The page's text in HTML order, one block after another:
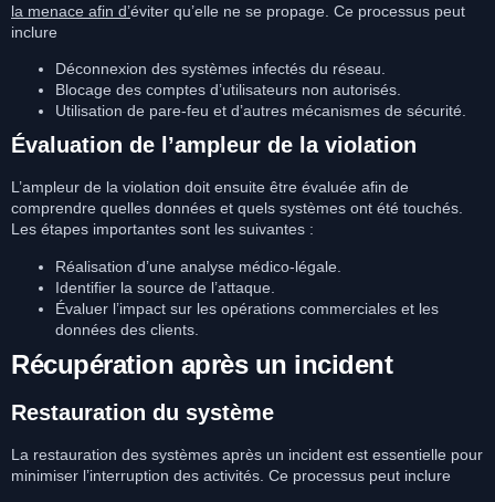
la menace afin d’éviter qu’elle ne se propage. Ce processus peut
inclure
Déconnexion des systèmes infectés du réseau.
Blocage des comptes d’utilisateurs non autorisés.
Utilisation de pare-feu et d’autres mécanismes de sécurité.
Évaluation de l’ampleur de la violation
L’ampleur de la violation doit ensuite être évaluée afin de
comprendre quelles données et quels systèmes ont été touchés.
Les étapes importantes sont les suivantes :
Réalisation d’une analyse médico-légale.
Identifier la source de l’attaque.
Évaluer l’impact sur les opérations commerciales et les
données des clients.
Récupération après un incident
Restauration du système
La restauration des systèmes après un incident est essentielle pour
minimiser l’interruption des activités. Ce processus peut inclure